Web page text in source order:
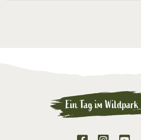
Ein Tag im Wildpark